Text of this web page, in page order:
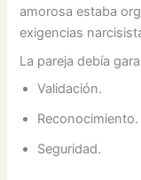
amorosa estaba
exigencias
La pareja debía
Validación.
Reconocimiento.
Seguridad.